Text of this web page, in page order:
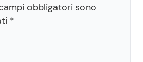
obbligatori sono
*